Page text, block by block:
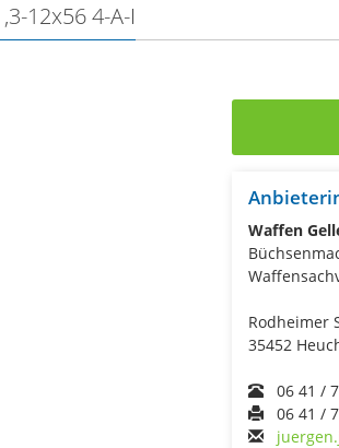
12x56 4-A-I
Waffen
Rodheimer
35452
06 41 /
06 41 /